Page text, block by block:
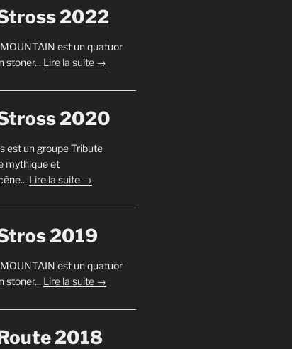
2022
est un quatuor
stoner... Lire la suite →
2020
est un groupe Tribute
mythique et
Lire la suite →
2019
est un quatuor
stoner... Lire la suite →
2018